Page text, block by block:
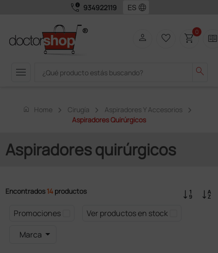
call_quality 934922119 language
menu search
person favorite_border shopping_cart0 two_pager
home Home Cirugía
Aspiradores Y Accesorios
Aspiradores Quirúrgicos
Aspiradores quirúrgicos
Encontrados 14 productos
Promociones
Ver productos en stock
Marca